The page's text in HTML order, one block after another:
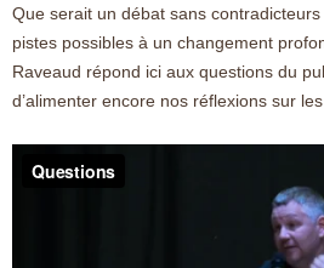
Que serait un débat sans
pistes possibles à un changement
Raveaud répond ici aux questions du
d’alimenter encore nos réflexions sur